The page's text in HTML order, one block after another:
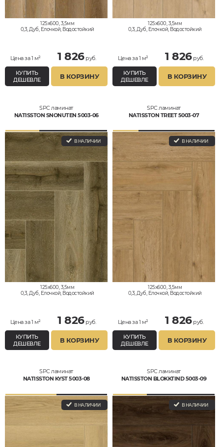
125x600, 3,5мм
0,3, Дуб, Елочкой, Водостойкий
Цена за 1 м² 1 826руб.
КУПИТЬ
ДЕШЕВЛЕ
В КОРЗИНУ
125x600, 3,5мм
0,3, Дуб, Елочкой, Водостойкий
Цена за 1 м² 1 826руб.
КУПИТЬ
ДЕШЕВЛЕ
В КОРЗИНУ
SPC ламинат
NATISSTON SNONUTEN 5003-06
В НАЛИЧИИ
125x600, 3,5мм
0,3, Дуб, Елочкой, Водостойкий
Цена за 1 м² 1 826руб.
КУПИТЬ
ДЕШЕВЛЕ
В КОРЗИНУ
SPC ламинат
NATISSTON TREET 5003-07
В НАЛИЧИИ
125x600, 3,5мм
0,3, Дуб, Елочкой, Водостойкий
Цена за 1 м² 1 826руб.
КУПИТЬ
ДЕШЕВЛЕ
В КОРЗИНУ
SPC ламинат
NATISSTON KYST 5003-08
В НАЛИЧИИ
SPC ламинат
NATISSTON BLOKKTIND 5003-09
В НАЛИЧИИ